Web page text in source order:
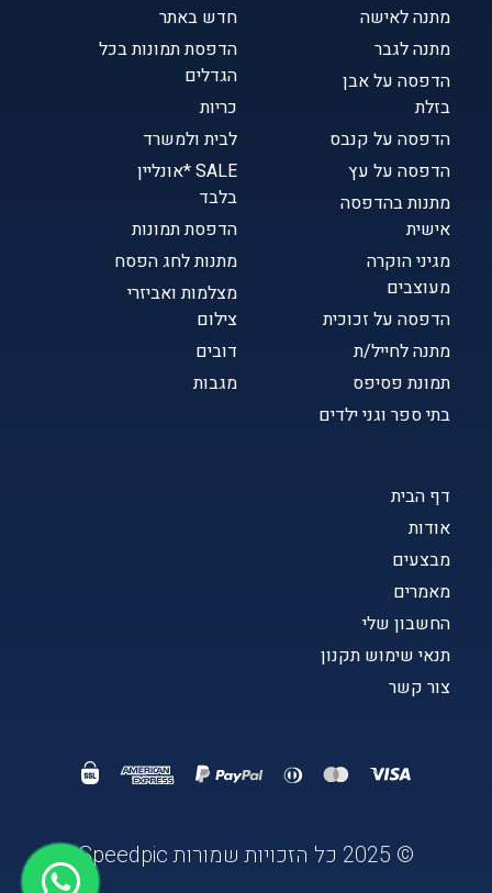
דף הבית
אודות
מבצעים
מאמרים
החשבון שלי
תנאי שימוש תקנון
צור קשר
מתנה לאישה
מתנה לגבר
הדפסה על אבן
בזלת
הדפסה על קנבס
הדפסה על עץ
מתנות בהדפסה
אישית
מגיני הוקרה
מעוצבים
הדפסה על זכוכית
מתנה לחייל/ת
תמונת פסיפס
בתי ספר וגני ילדים
חדש באתר
הדפסת תמונות בכל
הגדלים
כריות
לבית ולמשרד
SALE *אונליין
בלבד
הדפסת תמונות
מתנות לחג הפסח
מצלמות ואביזרי
צילום
דובים
מגבות
© 2025 כל הזכויות שמורות Speedpic